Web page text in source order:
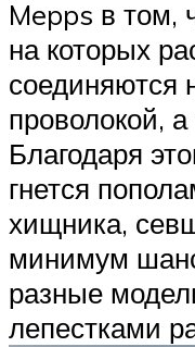
Mepps в том,
на которых
соединяются
проволокой,
Благодаря
гнется
хищника,
минимум
разные
лепестками